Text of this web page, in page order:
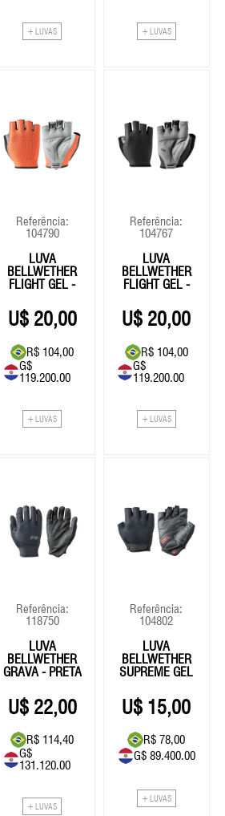
+ LUVAS + LUVAS
Referência:
104790
LUVA
BELLWETHER
FLIGHT GEL -
20,00
R$ 104,00
G$
119.200.00
+ LUVAS
Referência:
104767
LUVA
BELLWETHER
FLIGHT GEL -
20,00
R$ 104,00
G$
119.200.00
+ LUVAS
Referência:
118750
LUVA
BELLWETHER
GRAVA - PRETA
22,00
R$ 114,40
G$
131.120.00
+ LUVAS
Referência:
104802
LUVA
BELLWETHER
SUPREME GEL
15,00
R$ 78,00
G$ 89.400.00
+ LUVAS